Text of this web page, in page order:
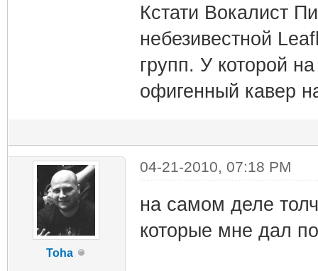
Кстати Вокалист
небезивестной
групп. У которой
офигенный кавер
Toha
04-21-2010, 07:18 PM
на самом деле
которые мне дал